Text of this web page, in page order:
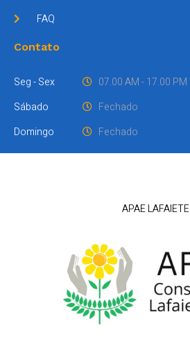
FAQ
Contato
Seg - Sex
Sábado
Domingo
07.00 AM - 17.00 PM
Fechado
Fechado
APAE LAFAIETE